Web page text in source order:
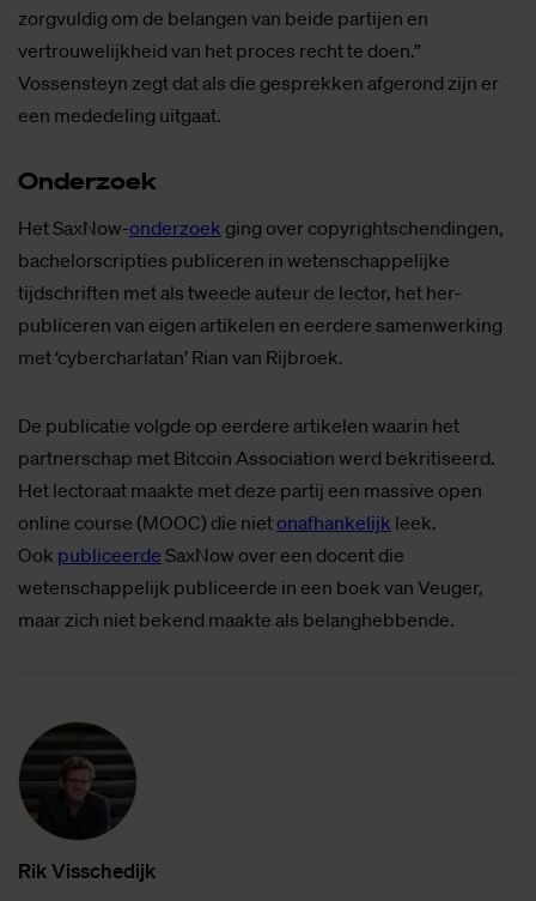
zorgvuldig om de belangen van beide partijen en
vertrouwelijkheid van het proces recht te doen.”
Vossensteyn zegt dat als die gesprekken afgerond zijn er
een mededeling uitgaat.
On­­der­­zoek
Het SaxNow-onderzoek ging over copyrightschendingen,
bachelorscripties publiceren in wetenschappelijke
tijdschriften met als tweede auteur de lector, het her-
publiceren van eigen artikelen en eerdere samenwerking
met ‘cybercharlatan’ Rian van Rijbroek.
De publicatie volgde op eerdere artikelen waarin het
partnerschap met Bitcoin Association werd bekritiseerd.
Het lectoraat maakte met deze partij een massive open
online course (MOOC) die niet onafhankelijk leek.
Ook publiceerde SaxNow over een docent die
wetenschappelijk publiceerde in een boek van Veuger,
maar zich niet bekend maakte als belanghebbende.
Rik Vis­sche­dijk